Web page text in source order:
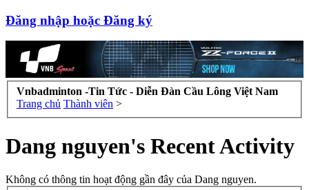
Đăng nhập hoặc Đăng ký
Vnbadminton -Tin Tức - Diễn Đàn Cầu Lông Việt Nam
Trang chủ Thành viên >
Dang nguyen's Recent Activity
Không có thông tin hoạt động gần đây của Dang nguyen.